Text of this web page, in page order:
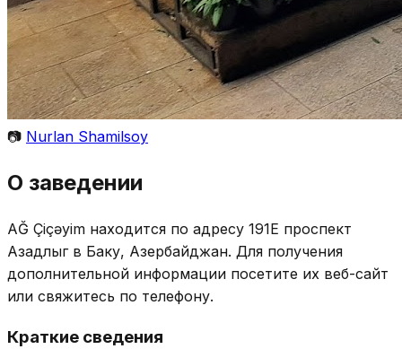
📷 Nurlan Shamilsoy
О заведении
AĞ Çiçəyim находится по адресу 191E проспект
Азадлыг в Баку, Азербайджан. Для получения
дополнительной информации посетите их веб-сайт
или свяжитесь по телефону.
Краткие сведения